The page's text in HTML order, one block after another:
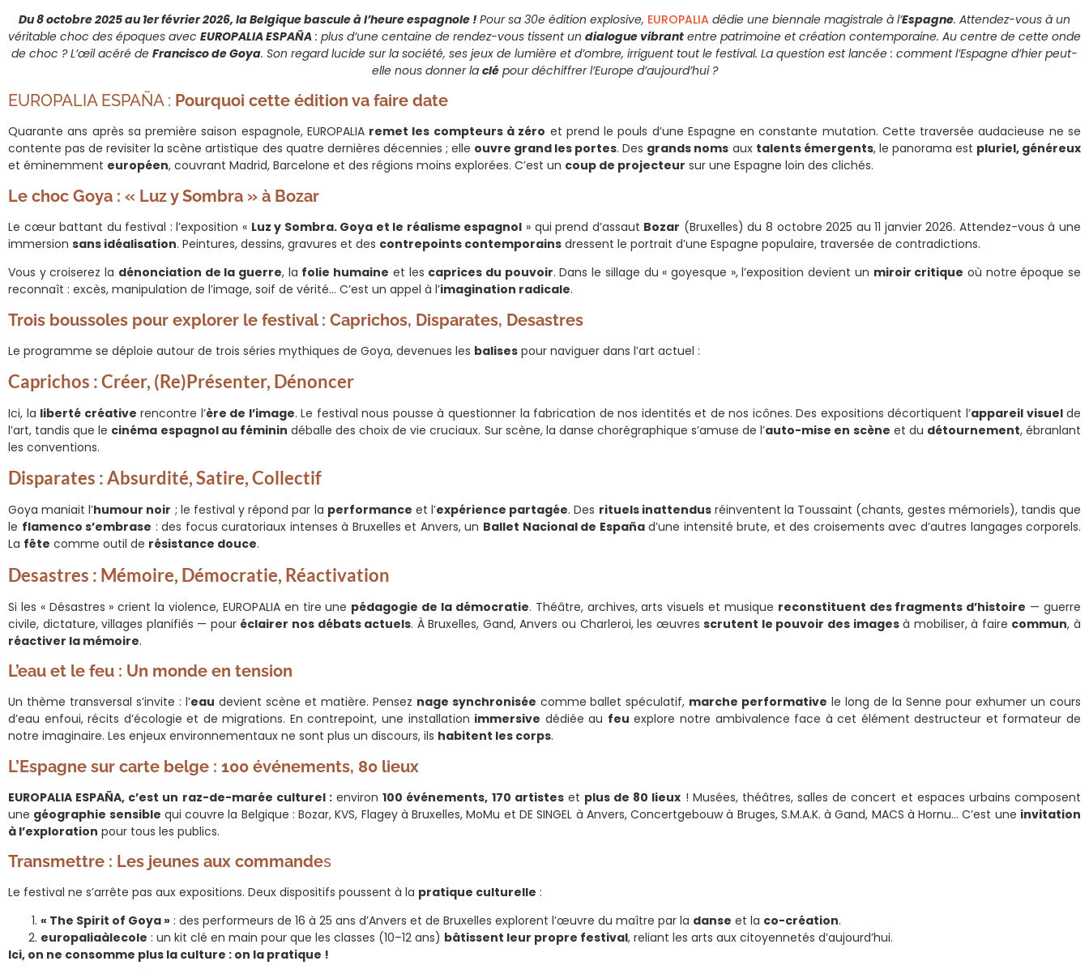
Du 8 octobre 2025 au 1er février 2026, la Belgique bascule à l’heure espagnole ! Pour sa 30e édition explosive, EUROPALIA dédie une biennale magistrale à l’Espagne. Attendez-vous à un
véritable choc des époques avec EUROPALIA ESPAÑA : plus d’une centaine de rendez-vous tissent un dialogue vibrant entre patrimoine et création contemporaine. Au centre de cette onde
de choc ? L’œil acéré de Francisco de Goya. Son regard lucide sur la société, ses jeux de lumière et d’ombre, irriguent tout le festival. La question est lancée : comment l’Espagne d’hier peut-
elle nous donner la clépour déchiffrer l’Europe d’aujourd’hui ?
EUROPALIA ESPAÑA : Pourquoi cette édition va faire date
Quarante ans après sa première saison espagnole, EUROPALIA remet les compteurs à zéro et prend le pouls d’une Espagne en constante mutation. Cette traversée audacieuse ne se
contente pas de revisiter la scène artistique des quatre dernières décennies ; elle ouvre grand les portes. Des grands noms aux talents émergents, le panorama est pluriel, généreux
et éminemment européen, couvrant Madrid, Barcelone et des régions moins explorées. C’est un coup de projecteur sur une Espagne loin des clichés.
Le choc Goya : « Luz y Sombra » à Bozar
Le cœur battant du festival : l’exposition « Luz y Sombra. Goya et le réalisme espagnol » qui prend d’assaut Bozar (Bruxelles) du 8 octobre 2025 au 11 janvier 2026. Attendez-vous à une
immersion sans idéalisation. Peintures, dessins, gravures et des contrepoints contemporains dressent le portrait d’une Espagne populaire, traversée de contradictions.
Vous y croiserez la dénonciation de la guerre, la folie humaine et les caprices du pouvoir. Dans le sillage du « goyesque », l’exposition devient un miroir critique où notre époque se
reconnaît : excès, manipulation de l’image, soif de vérité… C’est un appel à l’imagination radicale.
Trois boussoles pour explorer le festival : Caprichos, Disparates, Desastres
Le programme se déploie autour de trois séries mythiques de Goya, devenues les balises pour naviguer dans l’art actuel :
Caprichos : Créer, (Re)présenter, Dénoncer
Ici, la liberté créative rencontre l’ère de l’image. Le festival nous pousse à questionner la fabrication de nos identités et de nos icônes. Des expositions décortiquent l’appareil visuelde
l’art, tandis que le cinéma espagnol au féminin déballe des choix de vie cruciaux. Sur scène, la danse chorégraphique s’amuse de l’auto-mise en scène et du détournement, ébranlant
les conventions.
Disparates : Absurdité, Satire, Collectif
Goya maniait l’humour noir ; le festival y répond par la performance et l’expérience partagée. Des rituels inattendusréinventent la Toussaint (chants, gestes mémoriels), tandis que
le flamenco s’embrase : des focus curatoriaux intenses à Bruxelles et Anvers, un Ballet Nacional de Españad’une intensité brute, et des croisements avec d’autres langages corporels.
La fête comme outil de résistance douce.
Desastres : Mémoire, Démocratie, Réactivation
Si les « Désastres » crient la violence, EUROPALIA en tire une pédagogie de la démocratie. Théâtre, archives, arts visuels et musique reconstituent des fragments d’histoire — guerre
civile, dictature, villages planifiés — pour éclairer nos débats actuels. À Bruxelles, Gand, Anvers ou Charleroi, les œuvresscrutent le pouvoir des imagesà mobiliser, à faire commun, à
réactiver la mémoire.
L’eau et le feu : Un monde en tension
Un thème transversal s’invite : l’eau devient scène et matière. Pensez nage synchronisée comme ballet spéculatif, marche performative le long de la Senne pour exhumer un cours
d’eau enfoui, récits d’écologie et de migrations. En contrepoint, une installation immersive dédiée au feu explore notre ambivalence face à cet élément destructeur et formateur de
notre imaginaire. Les enjeux environnementaux ne sont plus un discours, ils habitent les corps.
L’Espagne sur carte belge : 100 événements, 80 lieux
EUROPALIA ESPAÑA, c’est un raz-de-marée culturel :environ100 événements, 170 artisteset plus de 80 lieux ! Musées, théâtres, salles de concert et espaces urbains composent
une géographie sensible qui couvre la Belgique : Bozar, KVS, Flagey à Bruxelles, MoMu et DE SINGEL à Anvers, Concertgebouw à Bruges, S.M.A.K. à Gand, MACS à Hornu… C’est une invitation
à l’exploration pour tous les publics.
Transmettre : Les jeunes aux commandes
Le festival ne s’arrête pas aux expositions. Deux dispositifs poussent à la pratique culturelle :
« The Spirit of Goya » : des performeurs de 16 à 25 ans d’Anvers et de Bruxelles explorent l’œuvre du maître par la danse et la co-création.
europaliaàlecole : un kit clé en main pour que les classes (10–12 ans) bâtissent leur propre festival, reliant les arts aux citoyennetés d’aujourd’hui.
Ici, on ne consomme plus la culture : on la pratique !